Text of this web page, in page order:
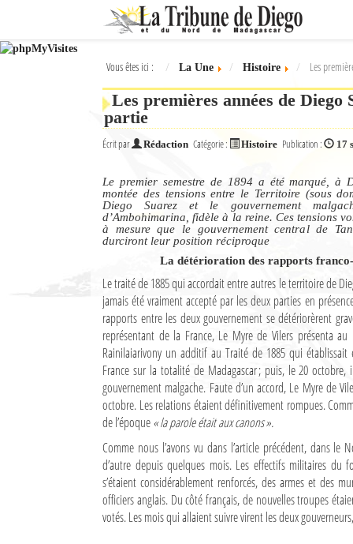
Ok
L'actualité à Diego Suarez
Le Nord de Madagascar
Vous êtes ici : La Une Histoire Les
Les premières années de Diego
partie
Écrit par Rédaction Catégorie : Histoire Publication : 17
Le premier semestre de 1894 a été marqué, à
montée des tensions entre le Territoire (sous
Diego Suarez et le gouvernement
d’Ambohimarina, fidèle à la reine. Ces tensions
à mesure que le gouvernement central de
durciront leur position réciproque
La détérioration des rapports
Le traité de 1885 qui accordait entre autres le territoire de
jamais été vraiment accepté par les deux parties en
rapports entre les deux gouvernement se détériorèrent
représentant de la France, Le Myre de Vilers présenta
Rainilaiarivony un additif au Traité de 1885 qui
France sur la totalité de Madagascar ; puis, le 20
gouvernement malgache. Faute d’un accord, Le Myre de
octobre. Les relations étaient définitivement rompues.
de l’époque« la parole était aux canons ».
Comme nous l’avons vu dans l’article précédent, dans le
d’autre depuis quelques mois. Les effectifs militaires du
s’étaient considérablement renforcés, des armes et des
officiers anglais. Du côté français, de nouvelles troupes
votés. Les mois qui allaient suivre virent les deux